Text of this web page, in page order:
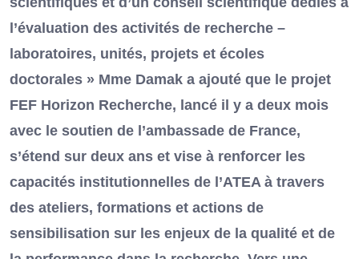
l’évaluation des activités de recherche –
laboratoires, unités, projets et écoles
doctorales » Mme Damak a ajouté que le projet
FEF Horizon Recherche, lancé il y a deux mois
avec le soutien de l’ambassade de France,
s’étend sur deux ans et vise à renforcer les
capacités institutionnelles de l’ATEA à travers
des ateliers, formations et actions de
sensibilisation sur les enjeux de la qualité et de